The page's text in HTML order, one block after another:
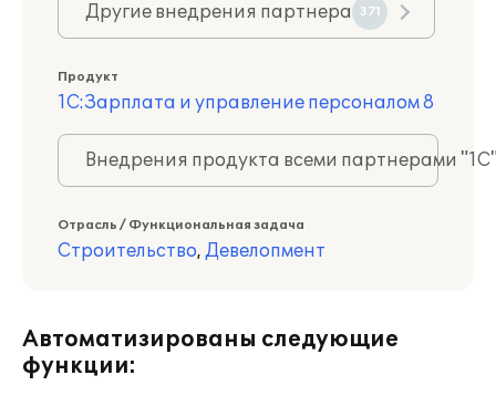
Другие внедрения партнера 371
Продукт
1С:Зарплата и управление персоналом 8
Внедрения продукта всеми партнерами
Отрасль / Функциональная задача
Строительство, Девелопмент
Автоматизированы следующие
функции: